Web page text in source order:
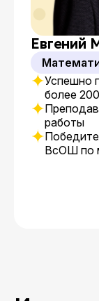
Евгений
Успешно
более
работы
ВсОШ по